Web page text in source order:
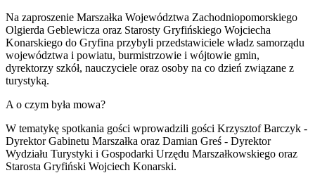
Na zaproszenie Marszałka Województwa Zachodniopomorskiego
Olgierda Geblewicza oraz Starosty Gryfińskiego Wojciecha
Konarskiego do Gryfina przybyli przedstawiciele władz samorządu
województwa i powiatu, burmistrzowie i wójtowie gmin,
dyrektorzy szkół, nauczyciele oraz osoby na co dzień związane z
turystyką.
A o czym była mowa?
W tematykę spotkania gości wprowadzili gości Krzysztof Barczyk -
Dyrektor Gabinetu Marszałka oraz Damian Greś - Dyrektor
Wydziału Turystyki i Gospodarki Urzędu Marszałkowskiego oraz
Starosta Gryfiński Wojciech Konarski.